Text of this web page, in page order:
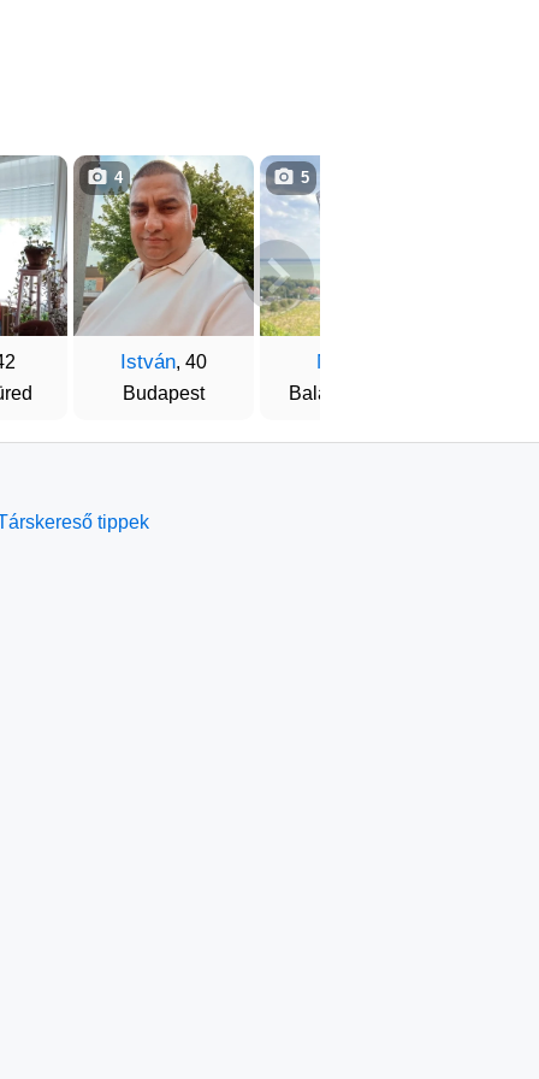
István, 40
Budapest
4
Miki
Balatonalmádi
5
tippek